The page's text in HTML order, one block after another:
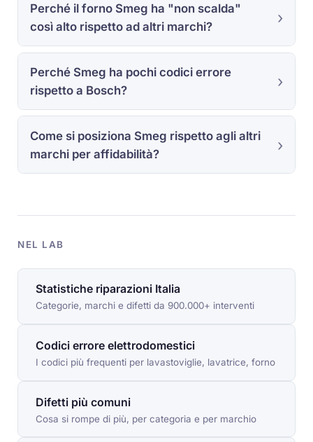
Perché il forno Smeg ha "non scalda"
così alto rispetto ad altri marchi?
Perché Smeg ha pochi codici errore
rispetto a Bosch?
Come si posiziona Smeg rispetto agli altri
marchi per affidabilità?
NEL LAB
Statistiche riparazioni Italia
Categorie, marchi e difetti da 900.000+ interventi
Codici errore elettrodomestici
I codici più frequenti per lavastoviglie, lavatrice, forno
Difetti più comuni
Cosa si rompe di più, per categoria e per marchio